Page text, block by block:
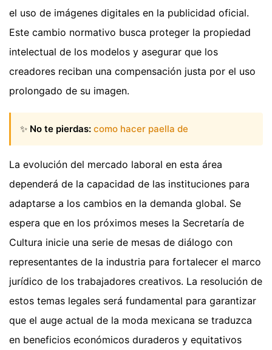
el uso de imágenes digitales en la publicidad oficial.
Este cambio normativo busca proteger la propiedad
intelectual de los modelos y asegurar que los
creadores reciban una compensación justa por el uso
prolongado de su imagen.
✨ No te pierdas: como hacer paella de
La evolución del mercado laboral en esta área
dependerá de la capacidad de las instituciones para
adaptarse a los cambios en la demanda global. Se
espera que en los próximos meses la Secretaría de
Cultura inicie una serie de mesas de diálogo con
representantes de la industria para fortalecer el marco
jurídico de los trabajadores creativos. La resolución de
estos temas legales será fundamental para garantizar
que el auge actual de la moda mexicana se traduzca
en beneficios económicos duraderos y equitativos